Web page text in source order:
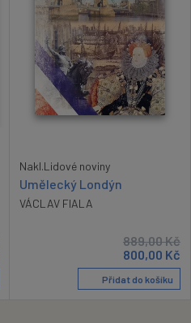
Nakl.Lidové noviny
Umělecký Londýn
VÁCLAV FIALA
889,00Kč
800,00 Kč
Přidat do košíku